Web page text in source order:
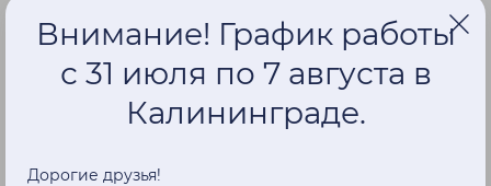
Внимание! График работы
с 31 июля по 7 августа в
Калининграде.
Дорогие друзья!